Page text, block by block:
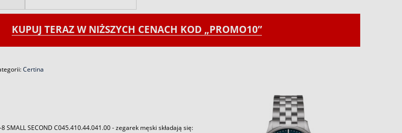
KUPUJ TERAZ W NIŻSZYCH CENACH KOD „PROMO10”
Certina
SMALL SECOND C045.410.44.041.00 - zegarek męski składają się: